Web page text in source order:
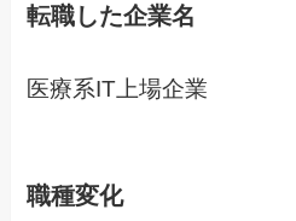
転職した企業名
医療系IT上場企業
職種変化